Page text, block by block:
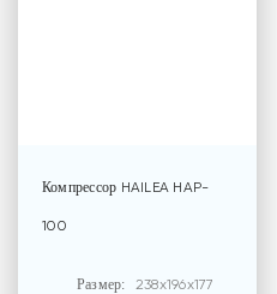
Компрессор HAILEA HAP-
100
Размер:
238x196x177